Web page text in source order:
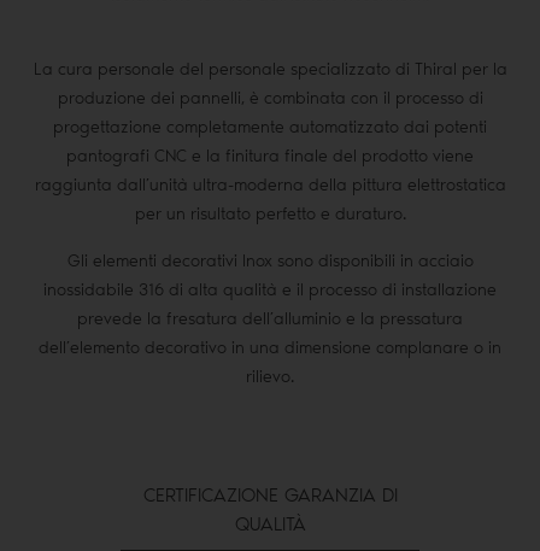
La cura personale del personale specializzato di Thiral per la
produzione dei pannelli, è combinata con il processo di
progettazione completamente automatizzato dai potenti
pantografi CNC e la finitura finale del prodotto viene
raggiunta dall’unità ultra-moderna della pittura elettrostatica
per un risultato perfetto e duraturo.
Gli elementi decorativi Inox sono disponibili in acciaio
inossidabile 316 di alta qualità e il processo di installazione
prevede la fresatura dell’alluminio e la pressatura
dell’elemento decorativo in una dimensione complanare o in
rilievo.
CERTIFICAZIONE GARANZIA DI
QUALITÀ